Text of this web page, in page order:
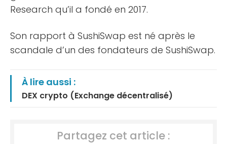
Research qu’il a fondé en 2017.
Son rapport à SushiSwap est né après le
scandale d’un des fondateurs de SushiSwap.
À lire aussi :
DEX crypto (Exchange décentralisé)
Partagez cet article :